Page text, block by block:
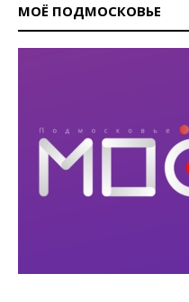
МОЁ ПОДМОСКОВЬЕ